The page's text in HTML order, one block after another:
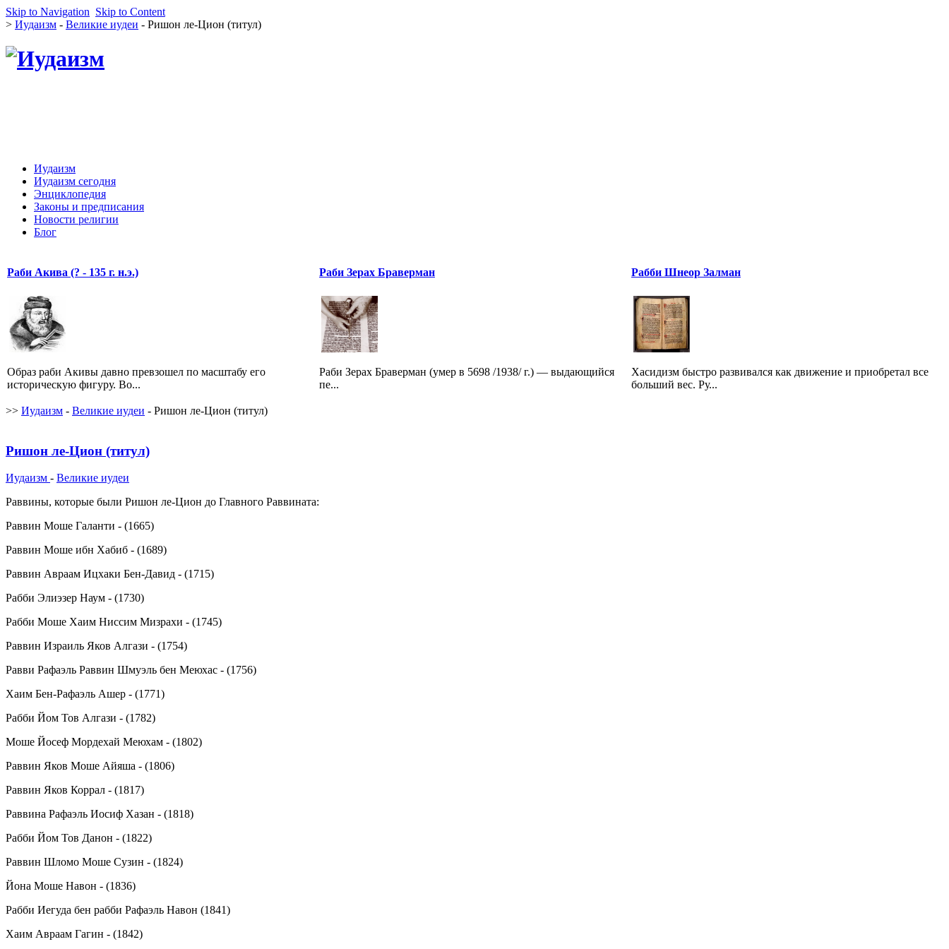
Skip to Navigation Skip to Content
> Иудаизм - Великие иудеи - Ришон ле-Цион (титул)
Иудаизм
Иудаизм сегодня
Энциклопедия
Законы и предписания
Новости религии
Блог
Раби Акива (? - 135 г. н.э.)
Образ раби Акивы давно превзошел по масштабу его
историческую фигуру. Во...
Раби Зерах Браверман
Раби Зерах Браверман (умер в 5698 /1938/ г.) — выдающийся
пе...
Рабби Шнеор Залман
Хасидизм быстро развивался как движение и приобретал все
больший вес. Ру...
>> Иудаизм - Великие иудеи - Ришон ле-Цион (титул)
Ришон ле-Цион (титул)
Иудаизм - Великие иудеи
Раввины, которые были Ришон ле-Цион до Главного Раввината:
Раввин Моше Галанти - (1665)
Раввин Моше ибн Хабиб - (1689)
Раввин Авраам Ицхаки Бен-Давид - (1715)
Рабби Элиэзер Наум - (1730)
Рабби Моше Хаим Ниссим Мизрахи - (1745)
Раввин Израиль Яков Алгази - (1754)
Равви Рафаэль Раввин Шмуэль бен Меюхас - (1756)
Хаим Бен-Рафаэль Ашер - (1771)
Рабби Йом Тов Алгази - (1782)
Моше Йосеф Мордехай Меюхам - (1802)
Раввин Яков Моше Айяша - (1806)
Раввин Яков Коррал - (1817)
Раввина Рафаэль Иосиф Хазан - (1818)
Рабби Йом Тов Данон - (1822)
Раввин Шломо Моше Сузин - (1824)
Йона Моше Навон - (1836)
Рабби Иегуда бен рабби Рафаэль Навон (1841)
Хаим Авраам Гагин - (1842)